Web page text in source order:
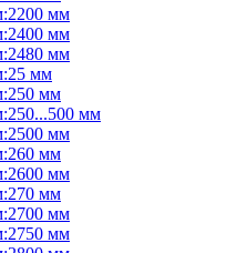
мм
мм
мм
мм
мм
мм
мм
мм
мм
мм
мм
мм